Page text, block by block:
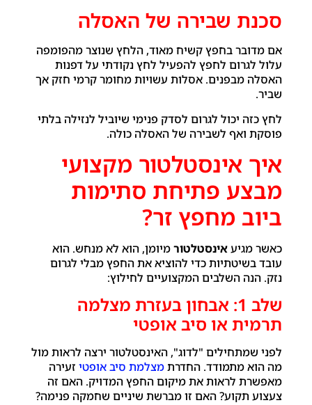
סכנת שבירה של האסלה
אם מדובר בחפץ קשיח מאוד, הלחץ שנוצר מהפומפה
עלול לגרום לחפץ להפעיל לחץ נקודתי על דפנות
האסלה מבפנים. אסלות עשויות מחומר קרמי חזק אך
שביר.
לחץ כזה יכול לגרום לסדק פנימי שיוביל לנזילה בלתי
פוסקת ואף לשבירה של האסלה כולה.
איך אינסטלטור מקצועי
מבצע פתיחת סתימות
ביוב מחפץ זר?
כאשר מגיעאינסטלטורמיומן, הוא לא מנחש. הוא
עובד בשיטתיות כדי להוציא את החפץ מבלי לגרום
נזק. הנה השלבים המקצועיים לחילוץ:
שלב 1: אבחון בעזרת מצלמה
תרמית או סיב אופטי
לפני שמתחילים "לדוג", האינסטלטור ירצה לראות מול
מה הוא מתמודד. החדרתמצלמת סיב אופטיזעירה
מאפשרת לראות את מיקום החפץ המדויק. האם זה
צעצוע תקוע? האם זו מברשת שיניים שחמקה פנימה?